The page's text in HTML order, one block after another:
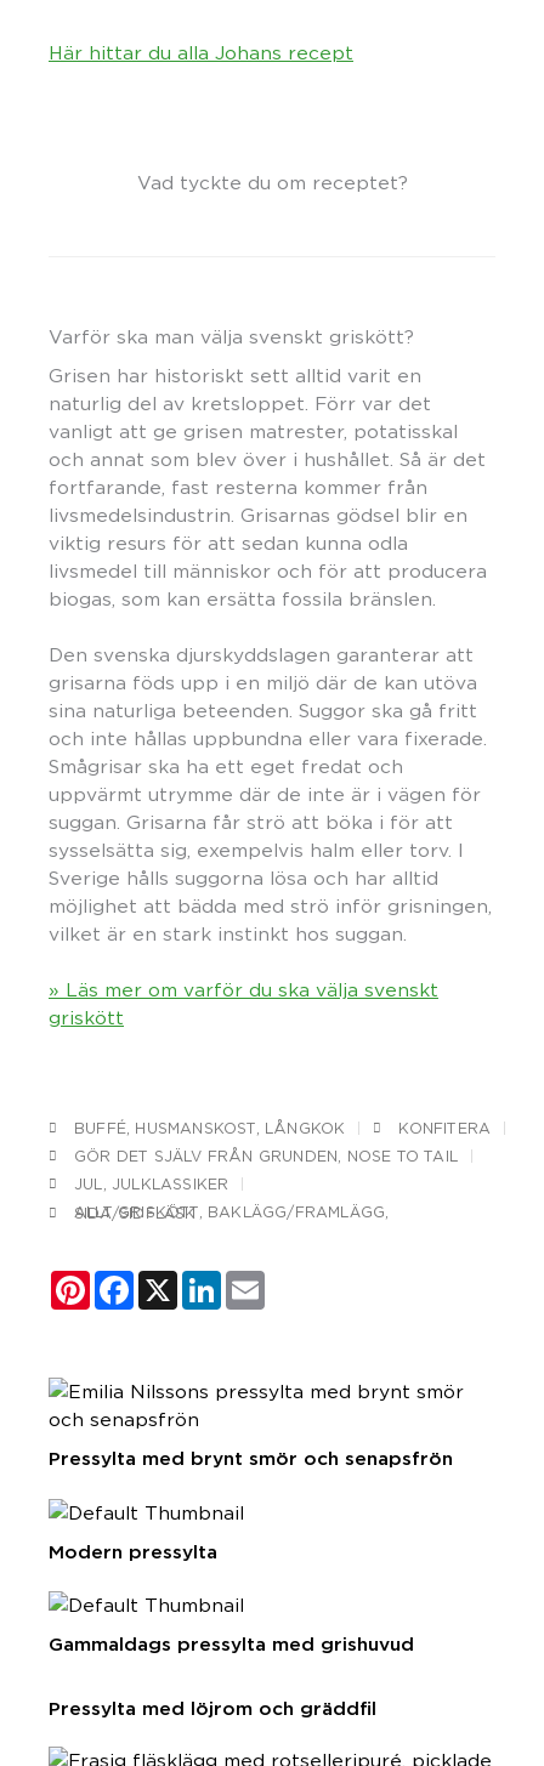
Här hittar du alla Johans recept
Vad tyckte du om receptet?
Varför ska man välja svenskt griskött?
Grisen har historiskt sett alltid varit en
naturlig del av kretsloppet. Förr var det
vanligt att ge grisen matrester, potatisskal
och annat som blev över i hushållet. Så är det
fortfarande, fast resterna kommer från
livsmedelsindustrin. Grisarnas gödsel blir en
viktig resurs för att sedan kunna odla
livsmedel till människor och för att producera
biogas, som kan ersätta fossila bränslen.
Den svenska djurskyddslagen garanterar att
grisarna föds upp i en miljö där de kan utöva
sina naturliga beteenden. Suggor ska gå fritt
och inte hållas uppbundna eller vara fixerade.
Smågrisar ska ha ett eget fredat och
uppvärmt utrymme där de inte är i vägen för
suggan. Grisarna får strö att böka i för att
sysselsätta sig, exempelvis halm eller torv. I
Sverige hålls suggorna lösa och har alltid
möjlighet att bädda med strö inför grisningen,
vilket är en stark instinkt hos suggan.
» Läs mer om varför du ska välja svenskt
griskött
BUFFÉ HUSMANSKOST LÅNGKOK
KONFITERA
GÖR DET SJÄLV FRÅN GRUNDEN
NOSE TO TAIL
JUL
JULKLASSIKER
ALLT GRISKÖTT
BAKLÄGG/FRAMLÄGG
SIDA/SIDFLÄSK
PinterestFacebook
X LinkedIn
Pressylta med brynt smör och senapsfrön
Modern pressylta
Gammaldags pressylta med grishuvud
Pressylta med löjrom och gräddfil